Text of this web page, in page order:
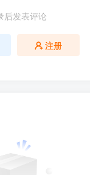
后发表评论
注册